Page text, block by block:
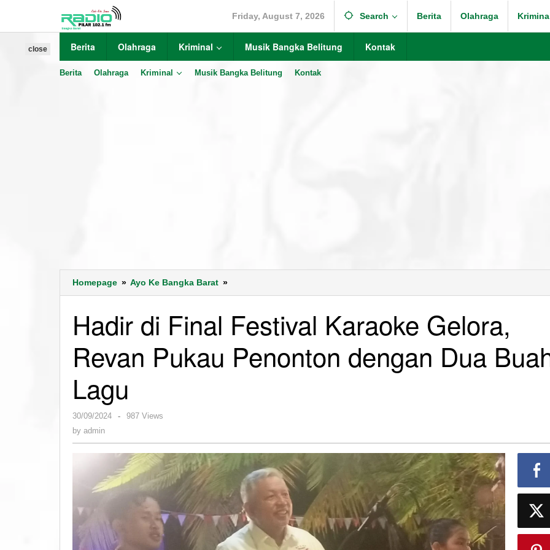
content
Friday, August 7, 2026 Search Berita Olahraga
Berita Olahraga Kriminal Musik Bangka Belitung Kontak
Berita Olahraga Kriminal Musik Bangka Belitung Kontak
close
Homepage » Ayo Ke Bangka Barat »
di
Festival
Karaoke
Gelora,
Revan
Hadir di Final Festival Karaoke Gelora,
Revan Pukau Penonton dengan Dua
Lagu
30/09/2024
by
-
987 Views
by admin